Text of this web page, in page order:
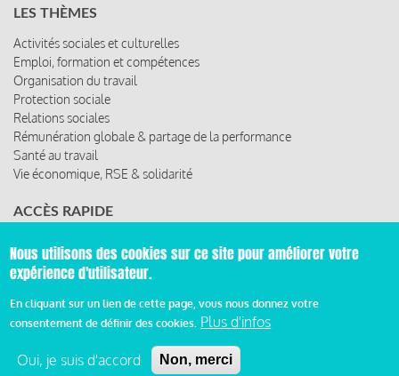
LES THÈMES
Activités sociales et culturelles
Emploi, formation et compétences
Organisation du travail
Protection sociale
Relations sociales
Rémunération globale & partage de la performance
Santé au travail
Vie économique, RSE & solidarité
ACCÈS RAPIDE
Les rencontres
Les ressources
© 2019 Miroir Social - Réalisé par
Nous utilisons des cookies sur ce site pour améliorer votre
expérience d'utilisateur.
En cliquant sur un lien de cette page, vous nous donnez votre
consentement de définir des cookies. Plus d'infos
Oui, je suis d'accord Non, merci